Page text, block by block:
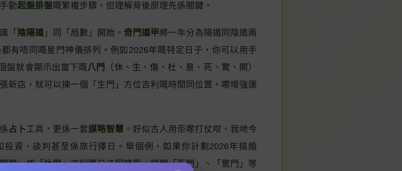
動起盤排盤嘅繁複步驟，但理解背後原理先係關鍵。
「 陰陽遁 」同「局數」開始。 奇門遁甲將一年分為陽遁同陰遁兩
有唔同嘅星門神儀排列。例如2026年嘅特定日子，你可以用手
盤就會顯示出當下嘅八門
（休、生、傷、杜、景、死、驚、開）
新店，就可以揀一個「生門」方位吉利嘅時間同位置，嚟增強運
占卜工具，更係一套謀略智慧 。好似古人用佢嚟打仗咁，我哋今
投資、談判甚至係旅行擇日。舉個例，如果你計劃2026年搞婚
門」或「休門」吉利嘅日子同時辰，避開「死門」、「驚門」等